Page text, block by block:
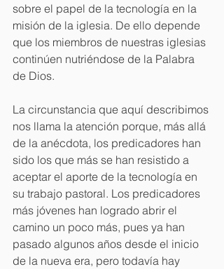
sobre el papel de la tecnología en la
misión de la iglesia. De ello depende
que los miembros de nuestras iglesias
continúen nutriéndose de la Palabra
de Dios.
La circunstancia que aquí describimos
nos llama la atención porque, más allá
de la anécdota, los predicadores han
sido los que más se han resistido a
aceptar el aporte de la tecnología en
su trabajo pastoral. Los predicadores
más jóvenes han logrado abrir el
camino un poco más, pues ya han
pasado algunos años desde el inicio
de la nueva era, pero todavía hay